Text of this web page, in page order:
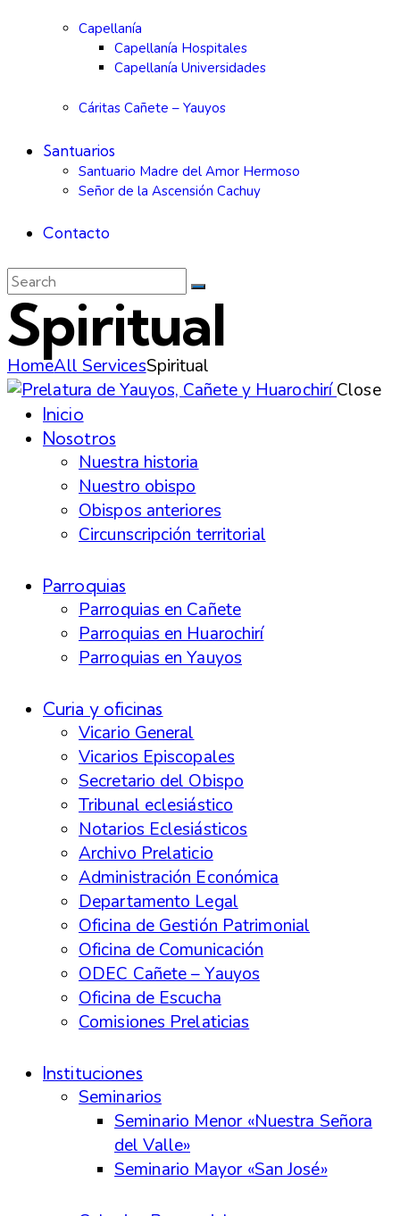
Capellanía
Capellanía Hospitales
Capellanía Universidades
Cáritas Cañete – Yauyos
Santuarios
Santuario Madre del Amor Hermoso
Señor de la Ascensión Cachuy
Contacto
Spiritual
HomeAll ServicesSpiritual
Close
Inicio
Nosotros
Nuestra historia
Nuestro obispo
Obispos anteriores
Circunscripción territorial
Parroquias
Parroquias en Cañete
Parroquias en Huarochirí
Parroquias en Yauyos
Curia y oficinas
Vicario General
Vicarios Episcopales
Secretario del Obispo
Tribunal eclesiástico
Notarios Eclesiásticos
Archivo Prelaticio
Administración Económica
Departamento Legal
Oficina de Gestión Patrimonial
Oficina de Comunicación
ODEC Cañete – Yauyos
Oficina de Escucha
Comisiones Prelaticias
Instituciones
Seminarios
Seminario Menor «Nuestra Señora
del Valle»
Seminario Mayor «San José»